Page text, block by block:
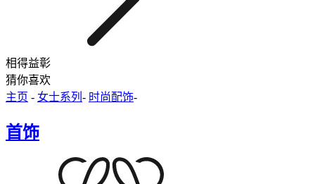
相得益彰
猜你喜欢
主页 - 女士系列 - 时尚配饰-
首饰